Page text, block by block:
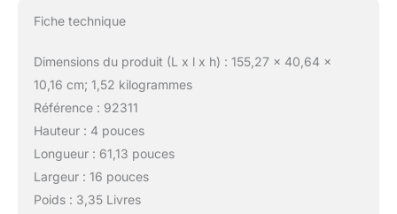
Fiche technique
Dimensions du produit (L x l x h) : 155,27 x 40,64 x
10,16 cm; 1,52 kilogrammes
Référence : 92311
Hauteur : 4 pouces
Longueur : 61,13 pouces
Largeur : 16 pouces
Poids : 3,35 Livres